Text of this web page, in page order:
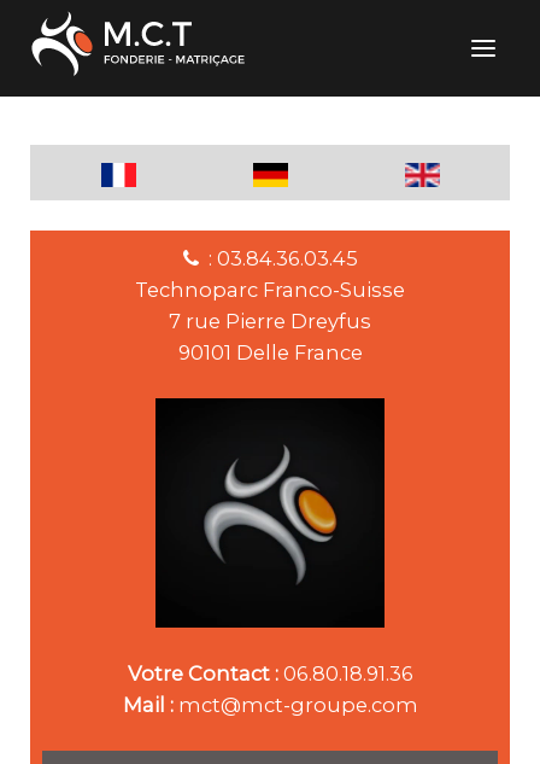
: 03.84.36.03.45
Technoparc Franco-Suisse
7 rue Pierre Dreyfus
90101 Delle France
Votre Contact : 06.80.18.91.36
Mail : mct@mct-groupe.com